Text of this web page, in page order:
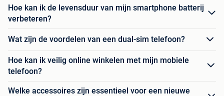
Hoe kan ik de levensduur van mijn smartphone batterij
verbeteren?
Wat zijn de voordelen van een dual-sim telefoon?
Hoe kan ik veilig online winkelen met mijn mobiele
telefoon?
Welke accessoires zijn essentieel voor een nieuwe